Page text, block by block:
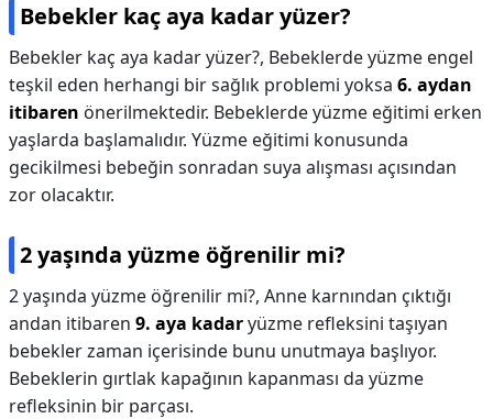
Bebekler kaç aya kadar yüzer?
Bebekler kaç aya kadar yüzer?, Bebeklerde yüzme engel
teşkil eden herhangi bir sağlık problemi yoksa 6. aydan
itibaren önerilmektedir. Bebeklerde yüzme eğitimi erken
yaşlarda başlamalıdır. Yüzme eğitimi konusunda
gecikilmesi bebeğin sonradan suya alışması açısından
zor olacaktır.
2 yaşında yüzme öğrenilir mi?
2 yaşında yüzme öğrenilir mi?, Anne karnından çıktığı
andan itibaren 9. aya kadaryüzme refleksini taşıyan
bebekler zaman içerisinde bunu unutmaya başlıyor.
Bebeklerin gırtlak kapağının kapanması da yüzme
refleksinin bir parçası.